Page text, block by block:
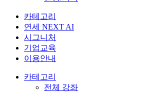
카테고리
연세 NEXT AI
시그니처
기업교육
이용안내
카테고리
전체 강좌